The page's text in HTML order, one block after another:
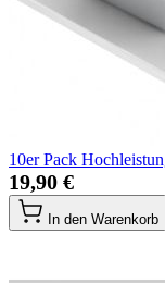
10er Pack
19,90 €
In den Warenkorb